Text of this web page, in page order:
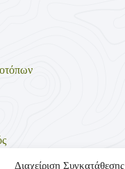
Διαχείριση Συγκατάθεσης